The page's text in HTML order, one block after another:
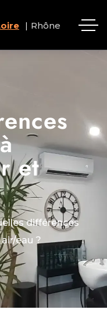
et
différences
eau ?
| Rhône